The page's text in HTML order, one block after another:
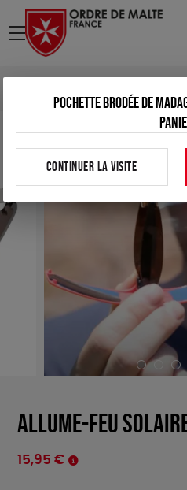
menu
Allume-feu
15,95 €
Pochette brodée de
CONTINUER LA VISITE